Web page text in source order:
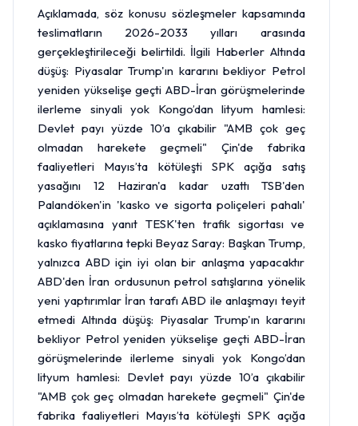
Açıklamada, söz konusu sözleşmeler kapsamında
teslimatların 2026-2033 yılları arasında
gerçekleştirileceği belirtildi. İlgili Haberler Altında
düşüş: Piyasalar Trump'ın kararını bekliyor Petrol
yeniden yükselişe geçti ABD-İran görüşmelerinde
ilerleme sinyali yok Kongo’dan lityum hamlesi:
Devlet payı yüzde 10’a çıkabilir "AMB çok geç
olmadan harekete geçmeli" Çin'de fabrika
faaliyetleri Mayıs’ta kötüleşti SPKaçığa satış
yasağını 12 Haziran'a kadar uzattı TSB'den
Palandöken'in 'kasko ve sigorta poliçeleri pahalı'
açıklamasına yanıt TESK'ten trafik sigortası ve
kasko fiyatlarına tepki Beyaz Saray: Başkan Trump,
yalnızca ABD için iyi olan bir anlaşma yapacaktır
ABD'den İran ordusunun petrol satışlarına yönelik
yeni yaptırımlar İran tarafı ABD ile anlaşmayı teyit
etmedi Altında düşüş: Piyasalar Trump'ın kararını
bekliyor Petrol yeniden yükselişe geçti ABD-İran
görüşmelerinde ilerleme sinyali yok Kongo’dan
lityum hamlesi: Devlet payı yüzde 10’a çıkabilir
"AMB çok geç olmadan harekete geçmeli" Çin'de
fabrika faaliyetleri Mayıs’ta kötüleşti SPK açığa